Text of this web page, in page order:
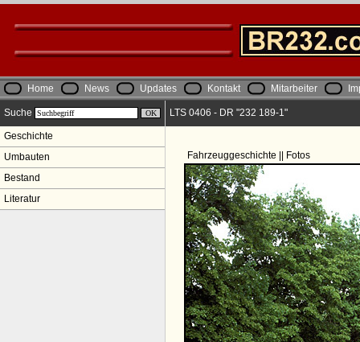
Home News Updates Kontakt Mitarbeiter
Suche
Geschichte
Umbauten
Bestand
Literatur
LTS 0406 - DR "232 189-1"
Fahrzeuggeschichte || Fotos